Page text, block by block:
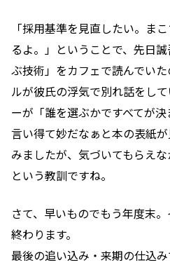
「採用基準を見直したい。ま
るよ。」ということで、先日
ぶ技術」をカフェで読んでい
ルが彼氏の浮気で別れ話をし
ーが「誰を選ぶかですべてが
言い得て妙だなぁと本の表紙
みましたが、気づいてもらえ
という教訓ですね。
さて、早いものでもう年度末
終わります。
最後の追い込み・来期の仕込